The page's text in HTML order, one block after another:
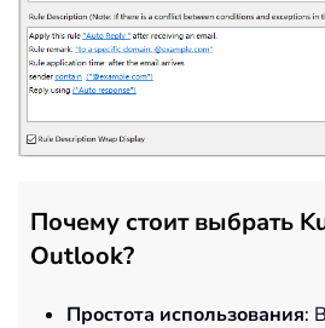
Почему стоит выбрать
Outlook?
Простота использования: